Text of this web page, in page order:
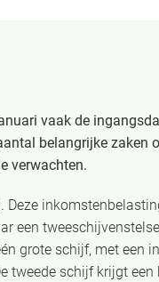
vaak de
belangrijke
verwachten.
Deze
een
grote schijf, met een
tweede schijf krijgt